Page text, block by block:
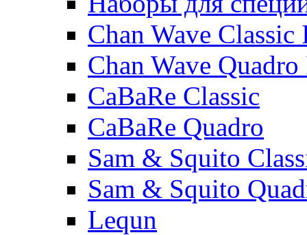
Chan Wave
Chan Wave
CaBaRe Classic
CaBaRe Quadro
Sam & Squito
Sam & Squito
Lequn